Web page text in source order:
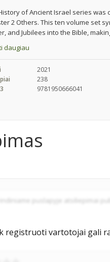
of Ancient Israel series
2 Others. This ten volume set
and Jubilees into the Bible,
daugiau
2021
238
9781950666041
registruoti vartotojai gali